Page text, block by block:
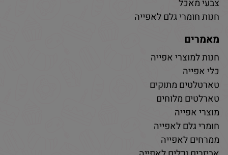
צבעי מאכל
חנות חומרי גלם לאפייה
מאמרים
חנות למוצרי אפייה
כלי אפייה
טארטלטים מתוקים
טארלטים מלוחים
מוצרי אפייה
חומרי גלם לאפייה
ממרחים לאפייה